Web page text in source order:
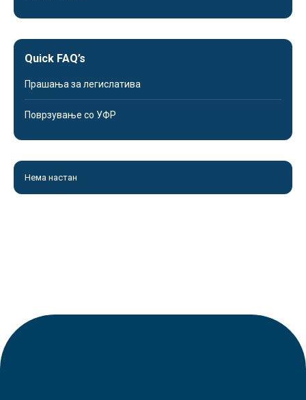
Quick FAQ’s
Прашања за легислатива
Поврзување со УФР
Нема настан